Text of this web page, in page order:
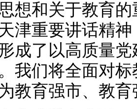
想和关于教育
津重要讲话精
成了以高质量
我们将全面对
教育强市、教